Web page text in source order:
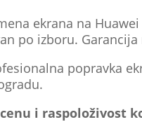
ekrana na
po izboru.
popravka
i raspoloživost